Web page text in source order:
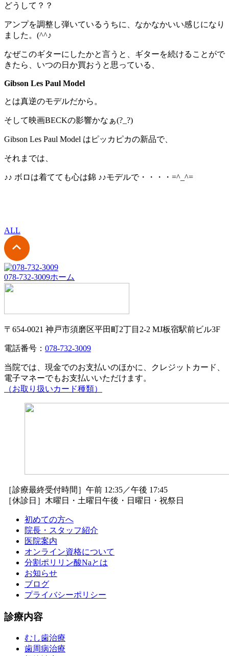
どうして？？
アンプを調整し弾いているうちに、なかなかいい感じになり
ました。(^^♪
なぜこのギターにしたかと言うと、ギターを続けることがで
きたら、いつの日か買おうと思っている、
Gibson Les Paul Model
とは真逆のモデルだから。
そして映画BECKの影響かなぁ(?_?)
Gibson Les Paul Model はピッカピカの新品で、
それまでは、
♪♪ ボロは着てても心は錦 ♪♪モデルで・・・・=^_^=
ALL
078-732-3009ホーム
〒654-0021 神戸市須磨区平田町2丁目2-2 MJ板宿駅前ビル3F
電話番号： 078-732-3009
当院では、現金でのお支払いのほかに、クレジットカード、
電子マネーでもお支払いいただけます。
（お取り扱いカード種類）
［診療最終受付時間］午前 12:35／午後 17:45
［休診日］木曜日・土曜日午後・日曜日・祝祭日
初めての方へ
院長・スタッフ紹介
医院案内
オンライン資格について
分割ポリリン酸Naとは
お知らせ
ブログ
プライバシーポリシー
診療内容
むし歯治療
歯周病治療